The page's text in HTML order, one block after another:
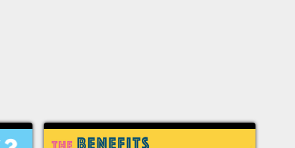
impact starts early. Nutritional